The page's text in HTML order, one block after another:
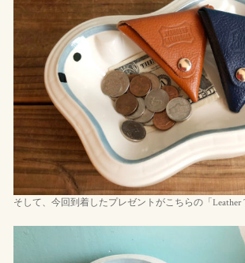
そして、今回到着したプレゼントがこちらの「Leather